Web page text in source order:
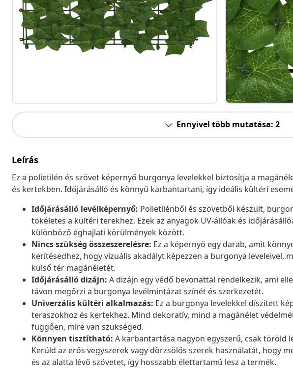
Ennyivel több mutatása: 2
Leírás
Ez a polietilén és szövet képernyő burgonya levelekkel biztosítja a
és kertekben. Időjárásálló és könnyű karbantartani, így ideális kültéri
Időjárásálló levélképernyő: Polietilénből és szövetből készült,
tökéletes a kültéri terekhez. Ezek az anyagok UV-állóak és
különböző éghajlati körülmények között.
Nincs szükség összeszerelésre: Ez a képernyő egy darab, amit
kerítésedhez, hogy vizuális akadályt képezzen a burgonya leveleivel,
külső tér magánéletét.
Időjárásálló dizájn: A dizájn egy védő bevonattal rendelkezik, ami
távon megőrzi a burgonya levélmintázat színét és szerkezetét.
Univerzális kültéri alkalmazás: Ez a burgonya levelekkel díszített
teraszokhoz és kertekhez. Mind dekoratív, mind a magánélet
függően, mire van szükséged.
Könnyen tisztítható: A karbantartása nagyon egyszerű, csak töröld
Kerüld az erős vegyszerek vagy dörzsölős szerek használatát, hogy
és az alatta lévő szövetet, így hosszabb élettartamú lesz a termék.